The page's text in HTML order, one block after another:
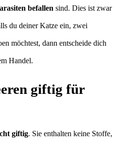
befallen sind. Dies ist zwar
du deiner Katze ein, zwei
möchtest, dann entscheide dich
Handel.
giftig für
giftig. Sie enthalten keine Stoffe,